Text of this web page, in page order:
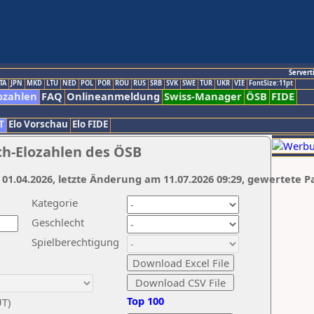
JPN MKD LTU NED POL POR ROU RUS SRB SVK SWE TUR UKR VIE FontSize:11pt
FAQ Onlineanmeldung Swiss-Manager ÖSB FIDE
Elo Vorschau Elo FIDE
Elozahlen des ÖSB
Kategorie
Geschlecht
Spielberechtigung
Top 100
letzte Änderung am 11.07.2026 09:29, gewertete